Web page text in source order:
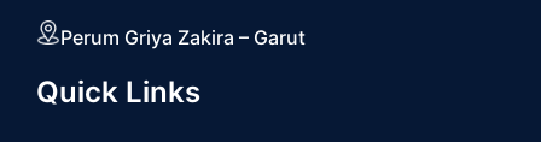
Perum Griya Zakira – Garut
Quick Links